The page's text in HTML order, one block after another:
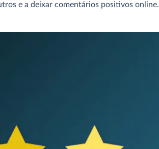
e a deixar comentários positivos online.